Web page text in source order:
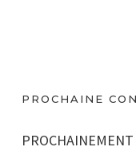
PROCHAINE
PROCHAINEMENT